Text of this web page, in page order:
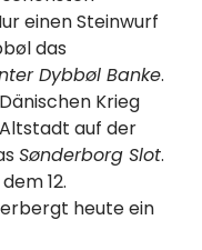
einen Steinwurf
das
Dybbøl Banke.
Krieg
auf der
Sønderborg Slot.
12.
heute ein